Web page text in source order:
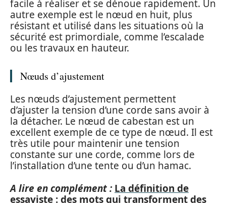
facile à réaliser et se dénoue rapidement. Un
autre exemple est le nœud en huit, plus
résistant et utilisé dans les situations où la
sécurité est primordiale, comme l’escalade
ou les travaux en hauteur.
Nœuds d’ajustement
Les nœuds d’ajustement permettent
d’ajuster la tension d’une corde sans avoir à
la détacher. Le nœud de cabestan est un
excellent exemple de ce type de nœud. Il est
très utile pour maintenir une tension
constante sur une corde, comme lors de
l’installation d’une tente ou d’un hamac.
A lire en complément : La définition de
essayiste : des mots qui transforment des